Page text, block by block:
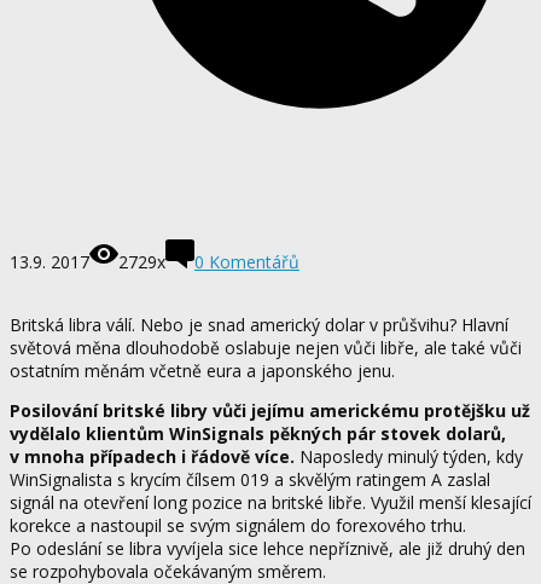
13.9. 2017 2729x 0 Komentářů
Britská libra válí. Nebo je snad americký dolar v průšvihu? Hlavní
světová měna dlouhodobě oslabuje nejen vůči libře, ale také vůči
ostatním měnám včetně eura a japonského jenu.
Posilování britské libry vůči jejímu americkému protějšku už
vydělalo klientům WinSignals pěkných pár stovek dolarů,
v mnoha případech i řádově více. Naposledy minulý týden, kdy
WinSignalista s krycím čílsem 019 a skvělým ratingem A zaslal
signál na otevření long pozice na britské libře. Využil menší klesající
korekce a nastoupil se svým signálem do forexového trhu.
Po odeslání se libra vyvíjela sice lehce nepříznivě, ale již druhý den
se rozpohybovala očekávaným směrem.